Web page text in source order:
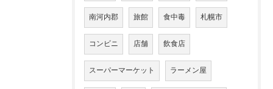
南河内郡 旅館 食中毒 札幌市
コンビニ 店舗 飲食店
スーパーマーケット ラーメン屋